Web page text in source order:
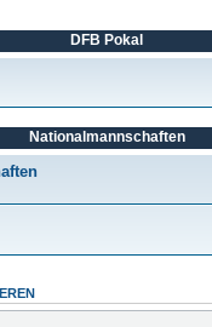
V
d
DFB Pokal
Nationalmannschaften